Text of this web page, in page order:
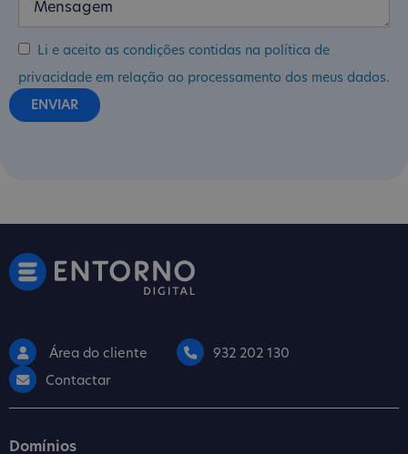
Li e aceito as condições contidas na política de
privacidade em relação ao processamento dos meus dados.
Área do cliente
932 202 130
Contactar
Domínios